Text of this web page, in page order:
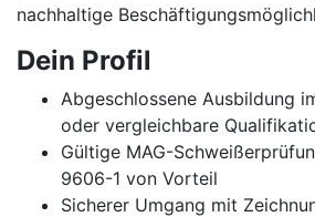
nachhaltige
Dein Profil
Abgeschlossene Ausbildung
oder vergleichbare
Gültige MAG-
9606-1 von Vorteil
Sicherer Umgang mit